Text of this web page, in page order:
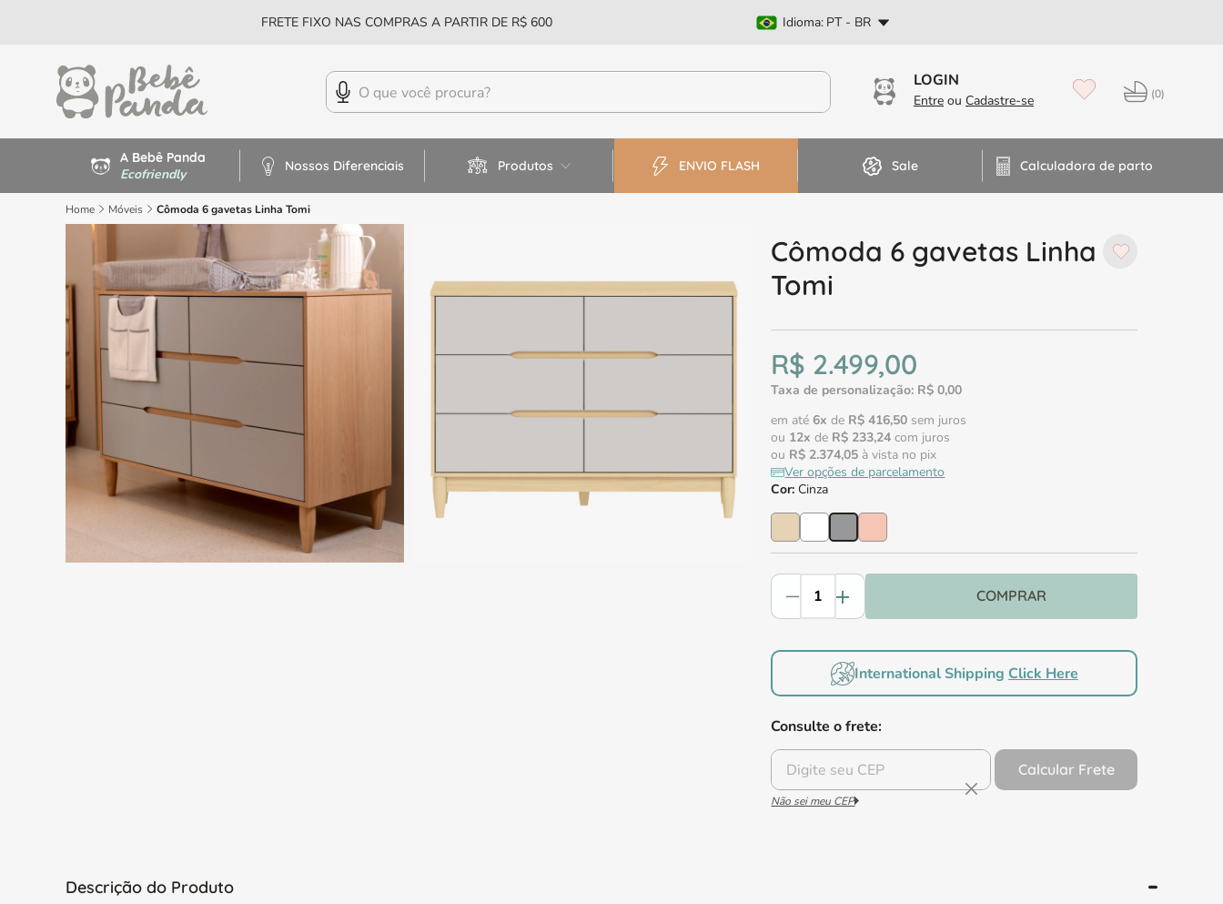
FRETE FIXO NAS COMPRAS A PARTIR DE R$ 600 Idioma: PT - BR
0
A Bebê Panda
Ecofriendly Nossos Diferenciais Produtos ENVIO FLASH Sale Calculadora de parto
Home Móveis Cômoda 6 gavetas Linha Tomi
Cômoda 6 gavetas Linha
Tomi
R$ 2.499,00
Taxa de personalização: R$ 0,00
em até6x de R$ 416,50 sem juros
ou 12x de R$ 233,24 com juros
ou R$ 2.374,05 à vista no pix
Ver opções de parcelamento
Cor: Cinza
Comprar
International Shipping Click Here
Consulte o frete:
Calcular Frete
Não sei meu CEP
Descrição do Produto